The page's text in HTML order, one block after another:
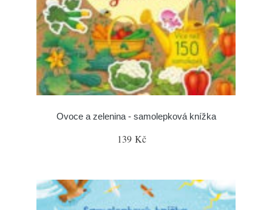
Ovoce a zelenina - samolepková knížka
139 Kč